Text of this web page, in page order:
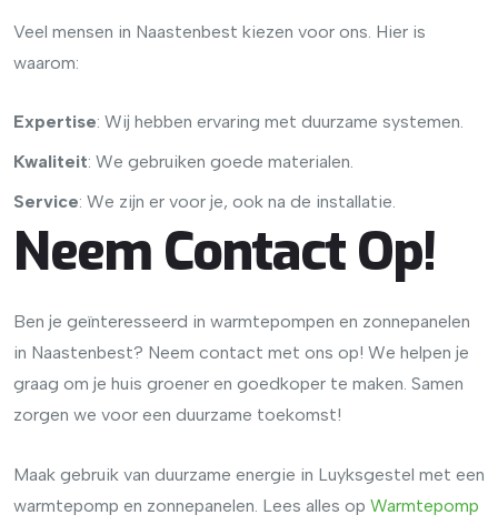
Veel mensen in Naastenbest kiezen voor ons. Hier is
waarom:
Expertise: Wij hebben ervaring met duurzame systemen.
Kwaliteit: We gebruiken goede materialen.
Service: We zijn er voor je, ook na de installatie.
Neem Contact Op!
Ben je geïnteresseerd in warmtepompen en zonnepanelen
in Naastenbest? Neem contact met ons op! We helpen je
graag om je huis groener en goedkoper te maken. Samen
zorgen we voor een duurzame toekomst!
Maak gebruik van duurzame energie in Luyksgestel met een
warmtepomp en zonnepanelen. Lees alles op Warmtepomp